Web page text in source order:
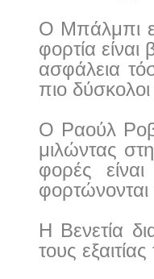
Ο Μπάλμπι
φορτία είναι
ασφάλεια
πιο
Ο Ραούλ
μιλώντας
φορές
φορτώνονται
Η Βενετία
τους